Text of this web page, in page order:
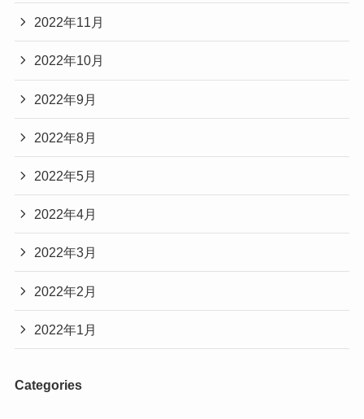
2022年11月
2022年10月
2022年9月
2022年8月
2022年5月
2022年4月
2022年3月
2022年2月
2022年1月
Categories